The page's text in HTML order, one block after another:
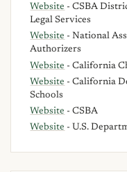
Website - CSBA
Legal Services
Website - National
Authorizers
Website - California
Website - California
Schools
Website - CSBA
Website - U.S.